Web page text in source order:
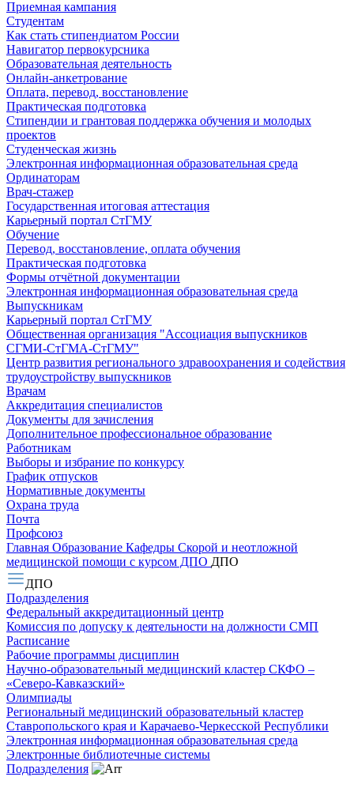
Приемная кампания
Студентам
Как стать стипендиатом России
Навигатор первокурсника
Образовательная деятельность
Онлайн-анкетрование
Оплата, перевод, восстановление
Практическая подготовка
Стипендии и грантовая поддержка обучения и молодых
проектов
Студенческая жизнь
Электронная информационная образовательная среда
Ординаторам
Врач-стажер
Государственная итоговая аттестация
Карьерный портал СтГМУ
Обучение
Перевод, восстановление, оплата обучения
Практическая подготовка
Формы отчётной документации
Электронная информационная образовательная среда
Выпускникам
Карьерный портал СтГМУ
Общественная организация "Ассоциация выпускников
СГМИ-СтГМА-СтГМУ"
Центр развития регионального здравоохранения и содействия
трудоустройству выпускников
Врачам
Аккредитация специалистов
Документы для зачисления
Дополнительное профессиональное образование
Работникам
Выборы и избрание по конкурсу
График отпусков
Нормативные документы
Охрана труда
Почта
Профсоюз
Главная Образование Кафедры Скорой и неотложной
медицинской помощи с курсом ДПО ДПО
ДПО
Подразделения
Федеральный аккредитационный центр
Комиссия по допуску к деятельности на должности СМП
Расписание
Рабочие программы дисциплин
Научно-образовательный медицинский кластер СКФО –
«Северо-Кавказский»
Олимпиады
Региональный медицинский образовательный кластер
Ставропольского края и Карачаево-Черкесской Республики
Электронная информационная образовательная среда
Электронные библиотечные системы
Подразделения